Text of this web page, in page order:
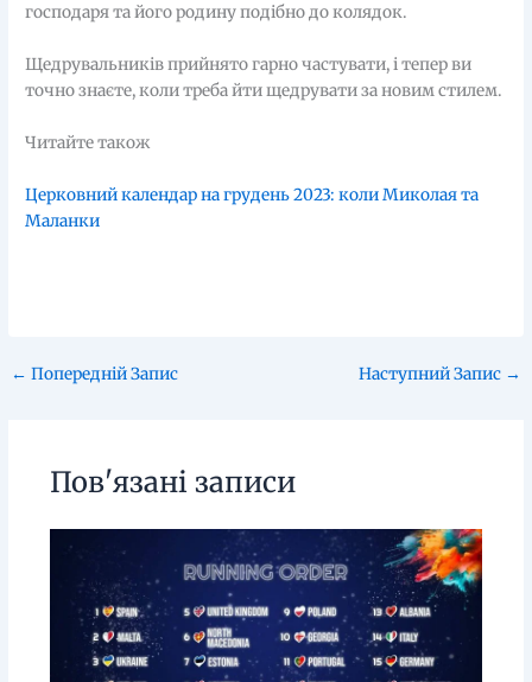
господаря та його родину подібно до колядок.
Щедрувальників прийнято гарно частувати, і тепер ви
точно знаєте, коли треба йти щедрувати за новим стилем.
Читайте також
Церковний календар на грудень 2023: коли Миколая та
Маланки
← Попередній Запис Наступний Запис →
Пов'язані записи